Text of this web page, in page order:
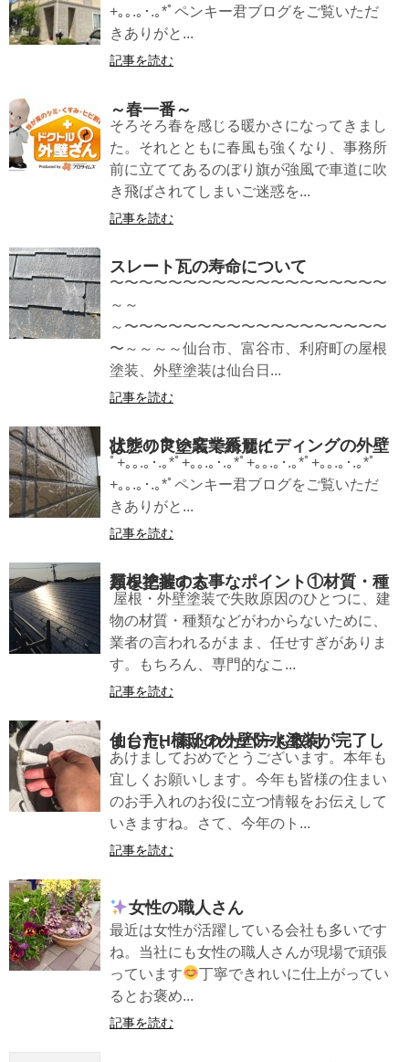
+｡｡.｡･.｡*ﾟペンキー君ブログをご覧いただ
きありがと...
記事を読む
～春一番～
そろそろ春を感じる暖かさになってきまし
た。それとともに春風も強くなり、事務所
前に立ててあるのぼり旗が強風で車道に吹
き飛ばされてしまいご迷惑を...
記事を読む
スレート瓦の寿命について
〜〜〜〜〜〜〜〜〜〜〜〜〜〜〜〜〜〜〜
～～
～〜〜〜〜〜〜〜〜〜〜〜〜〜〜〜〜〜〜
〜～～～～仙台市、富谷市、利府町の屋根
塗装、外壁塗装は仙台日...
記事を読む
状態の良い窯業系サイディングの外壁はクリア塗装で綺麗に
ﾟ+｡｡.｡･.｡*ﾟ+｡｡.｡･.｡*ﾟ+｡｡.｡･.｡*ﾟ+｡｡.｡･.｡*ﾟ
+｡｡.｡･.｡*ﾟペンキー君ブログをご覧いただ
きありがと...
記事を読む
屋根塗装の大事なポイント①材質・種類を把握する
屋根・外壁塗装で失敗原因のひとつに、建
物の材質・種類などがわからないために、
業者の言われるがまま、任せすぎがありま
す。もちろん、専門的なこ...
記事を読む
仙台市H様邸の外壁防水塗装が完了しました。雨だれカバーも取付
あけましておめでとうございます。本年も
宜しくお願いします。今年も皆様の住まい
のお手入れのお役に立つ情報をお伝えして
いきますね。さて、今年のト...
記事を読む
女性の職人さん
最近は女性が活躍している会社も多いです
ね。当社にも女性の職人さんが現場で頑張
っています
丁寧できれいに仕上がってい
るとお褒め...
記事を読む